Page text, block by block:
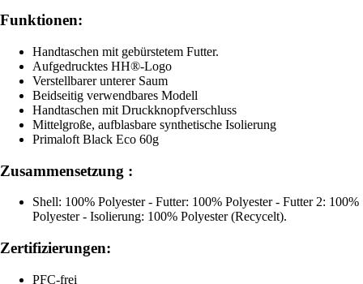
Funktionen:
Handtaschen mit gebürstetem Futter.
Aufgedrucktes HH®-Logo
Verstellbarer unterer Saum
Beidseitig verwendbares Modell
Handtaschen mit Druckknopfverschluss
Mittelgroße, aufblasbare synthetische Isolierung
Primaloft Black Eco 60g
Zusammensetzung :
Shell: 100% Polyester - Futter: 100% Polyester - Futter 2: 100%
Polyester - Isolierung: 100% Polyester (Recycelt).
Zertifizierungen:
PFC-frei